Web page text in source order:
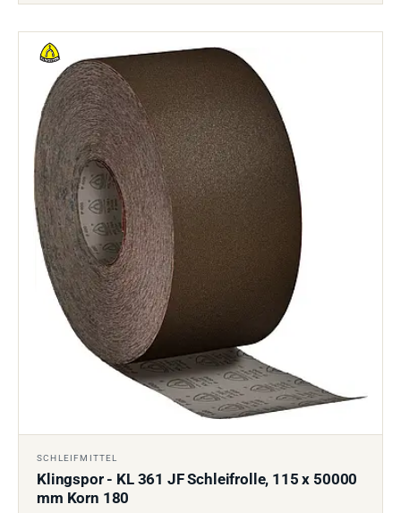
SCHLEIFMITTEL
Klingspor - KL 361 JF Schleifrolle, 115 x 50000
mm Korn 180